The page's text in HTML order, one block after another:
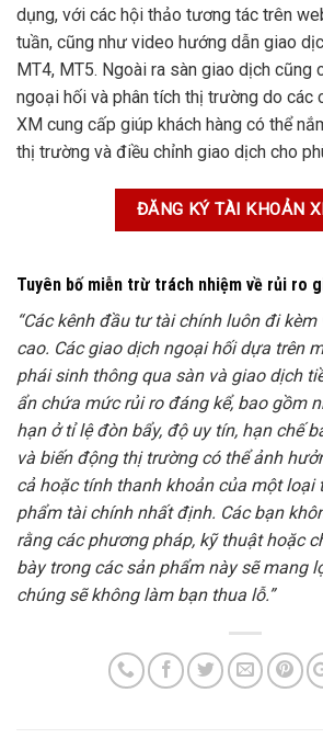
dụng, với các hội thảo tương tác trên
tuần, cũng như video hướng dẫn giao
MT4, MT5. Ngoài ra sàn giao dịch cũng
ngoại hối và phân tích thị trường do các
XM cung cấp giúp khách hàng có thể
thị trường và điều chỉnh giao dịch cho
ĐĂNG KÝ TÀI KHOẢN
Tuyên bố miễn trừ trách nhiệm về rủi ro
“Các kênh đầu tư tài chính luôn đi
cao. Các giao dịch ngoại hối dựa trên
phái sinh thông qua sàn và giao dịch
ẩn chứa mức rủi ro đáng kể, bao gồm
hạn ở tỉ lệ đòn bẩy, độ uy tín, hạn chế
và biến động thị trường có thể ảnh
cả hoặc tính thanh khoản của một loại
phẩm tài chính nhất định. Các bạn
rằng các phương pháp, kỹ thuật hoặc
bày trong các sản phẩm này sẽ mang
chúng sẽ không làm bạn thua lỗ.”